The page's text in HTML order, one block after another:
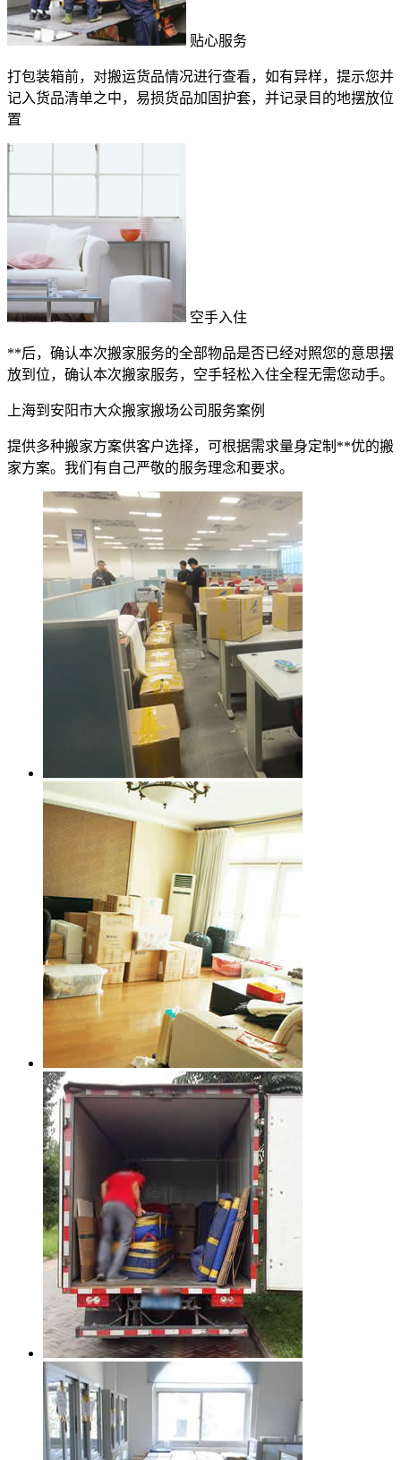
贴心服务
打包装箱前，对搬运货品情况进行查看，如有异样，提示您并
记入货品清单之中，易损货品加固护套，并记录目的地摆放位
置
空手入住
**后，确认本次搬家服务的全部物品是否已经对照您的意思摆
放到位，确认本次搬家服务，空手轻松入住全程无需您动手。
上海到安阳市大众搬家搬场公司服务案例
提供多种搬家方案供客户选择，可根据需求量身定制**优的搬
家方案。我们有自己严敬的服务理念和要求。